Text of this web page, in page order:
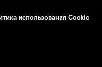
использования Cookie